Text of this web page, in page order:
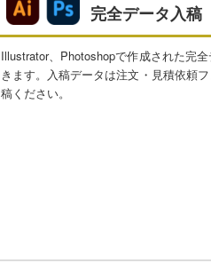
完全データ入稿
Illustrator、Photoshopで作成された完
きます。入稿データは注文・見積依頼
稿ください。